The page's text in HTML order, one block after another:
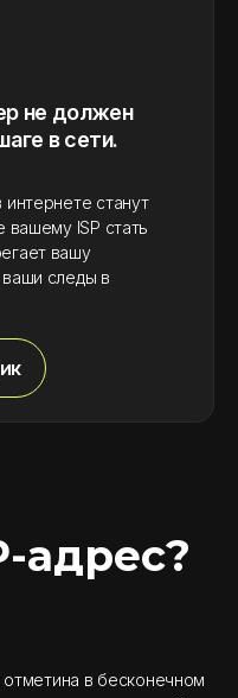
не должен
в сети.
станут
вашему ISP стать
вашу
ваши следы в
адрес?
в бесконечном